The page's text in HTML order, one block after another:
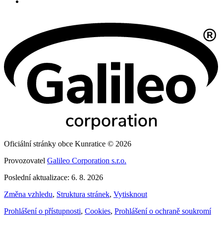
Oficiální stránky obce Kunratice © 2026
Provozovatel Galileo Corporation s.r.o.
Poslední aktualizace: 6. 8. 2026
Změna vzhledu, Struktura stránek, Vytisknout
Prohlášení o přístupnosti, Cookies, Prohlášení o ochraně soukromí